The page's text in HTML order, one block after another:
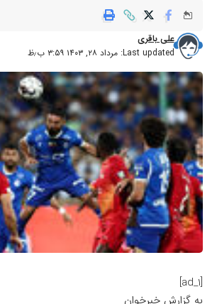
Last updated: مرداد ۲۸, ۱۴۰۳ ۳:۵۹ ب٫ظ
علی باقری
[ad_1]
به گزارش خبرخوان